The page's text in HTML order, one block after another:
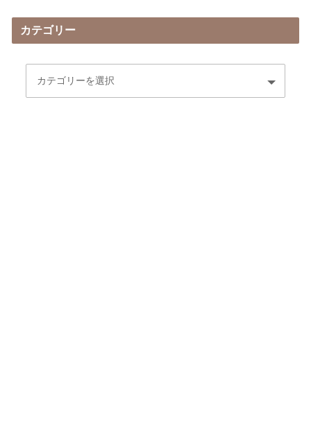
カテゴリー